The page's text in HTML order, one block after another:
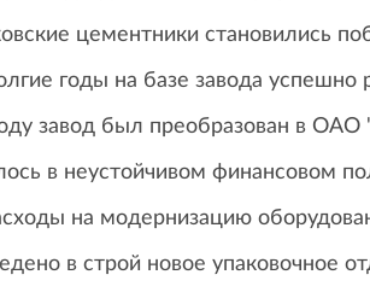
цементники становились
годы на базе завода
завод был преобразован в
в неустойчивом финансовом
на модернизацию
в строй новое упаковочное